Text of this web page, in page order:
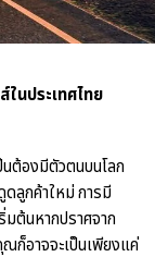
นประเทศไทย
นต้องมีตัวตนบนโลก
ดลูกค้าใหม่ การมี
ต้นหากปราศจาก
ก็อาจจะเป็นเพียงแค่